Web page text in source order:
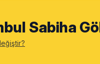
Sabiha